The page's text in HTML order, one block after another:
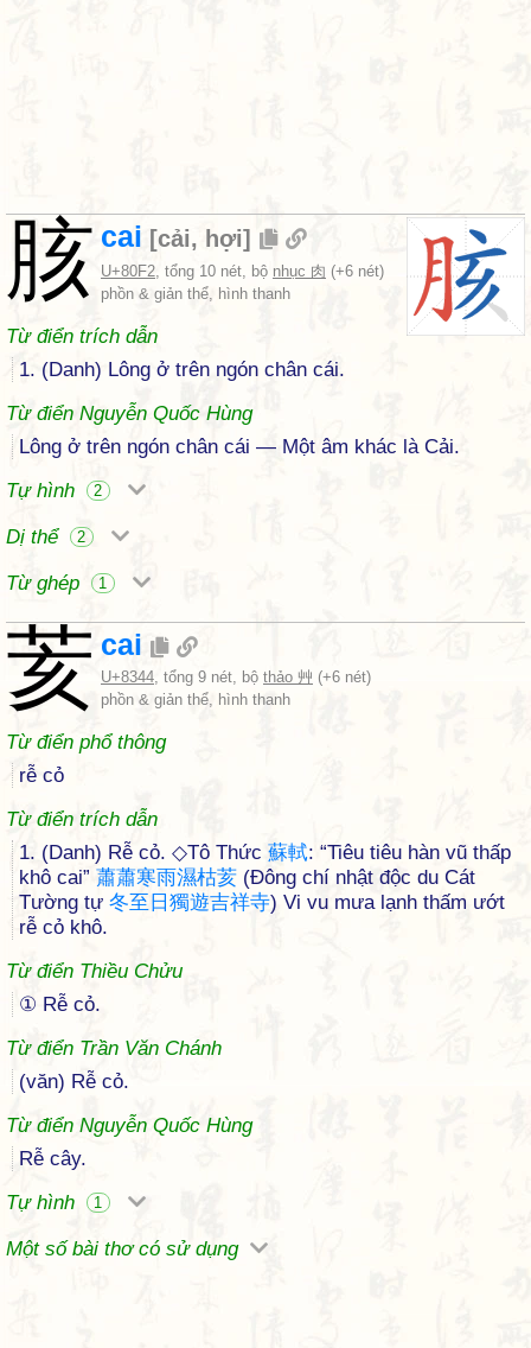
胲 cai [cải, hợi]
U+80F2, tổng 10 nét, bộ nhục 肉 (+6 nét)
phồn & giản thể, hình thanh
Từ điển trích dẫn
1. (Danh) Lông ở trên ngón chân cái.
Từ điển Nguyễn Quốc Hùng
Lông ở trên ngón chân cái — Một âm khác là Cải.
Tự hình
2
Dị thể 2
Từ ghép 1
荄 cai
U+8344, tổng 9 nét, bộ thảo 艸 (+6 nét)
phồn & giản thể, hình thanh
Từ điển phổ thông
rễ cỏ
Từ điển trích dẫn
1. (Danh) Rễ cỏ. ◇Tô Thức 蘇軾: “Tiêu tiêu hàn vũ thấp
khô cai” 蕭蕭寒雨濕枯荄 (Đông chí nhật độc du Cát
Tường tự 冬至 日 獨遊吉祥寺) Vi vu mưa lạnh thấm ướt
rễ cỏ khô.
Từ điển Thiều Chửu
① Rễ cỏ.
Từ điển Trần Văn Chánh
(văn) Rễ cỏ.
Từ điển Nguyễn Quốc Hùng
Rễ cây.
Tự hình
1
Một số bài thơ có sử dụng